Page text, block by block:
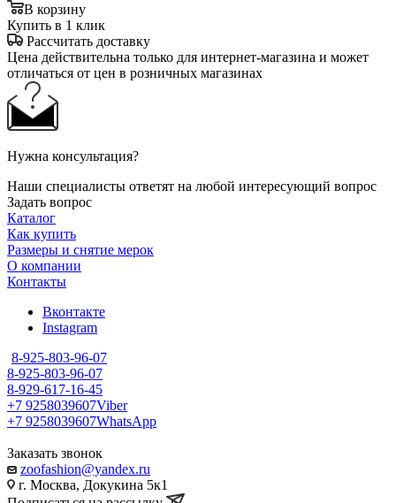
В корзину
Купить в 1 клик
Рассчитать доставку
Цена действительна только для интернет-магазина и может
отличаться от цен в розничных магазинах
Нужна консультация?
Наши специалисты ответят на любой интересующий вопрос
Задать вопрос
Каталог
Как купить
Размеры и снятие мерок
О компании
Контакты
Вконтакте
Instagram
8-925-803-96-07
8-925-803-96-07
8-929-617-16-45
+7 9258039607Viber
+7 9258039607WhatsApp
Заказать звонок
zoofashion@yandex.ru
г. Москва, Докукина 5к1